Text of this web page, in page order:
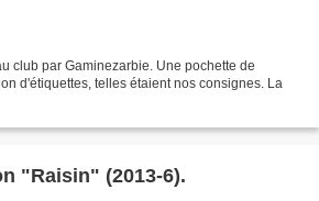
club par Gaminezarbie. Une pochette de
d'étiquettes, telles étaient nos consignes. La
"Raisin" (2013-6).